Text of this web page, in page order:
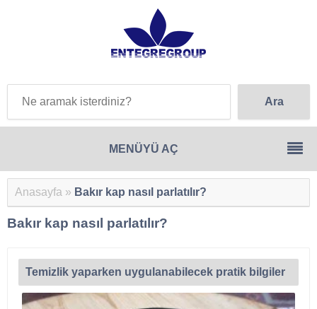
Anasayfa » Bakır kap nasıl parlatılır?
Bakır kap nasıl parlatılır?
Temizlik yaparken uygulanabilecek pratik bilgiler